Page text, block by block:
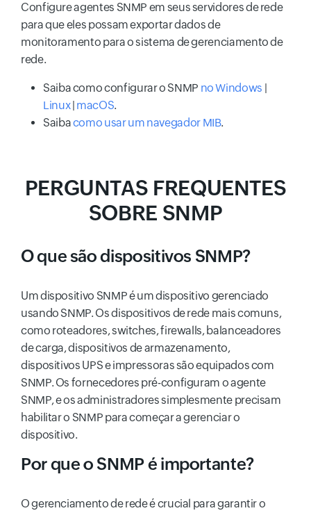
Configure agentes SNMP em seus servidores de rede
para que eles possam exportar dados de
monitoramento para o sistema de gerenciamento de
rede.
Saiba como configurar o SNMP no Windows |
Linux| macOS.
Saibacomo usar um navegador MIB.
PERGUNTAS FREQUENTES
SOBRE SNMP
O que são dispositivos SNMP?
Um dispositivo SNMP é um dispositivo gerenciado
usando SNMP. Os dispositivos de rede mais comuns,
como roteadores, switches, firewalls, balanceadores
de carga, dispositivos de armazenamento,
dispositivos UPS e impressoras são equipados com
SNMP. Os fornecedores pré-configuram o agente
SNMP, e os administradores simplesmente precisam
habilitar o SNMP para começar a gerenciar o
dispositivo.
Por que o SNMP é importante?
O gerenciamento de rede é crucial para garantir o